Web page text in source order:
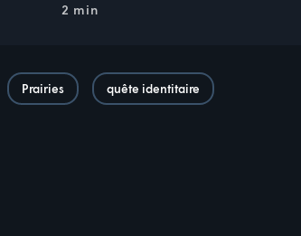
2 min
Prairies quête identitaire